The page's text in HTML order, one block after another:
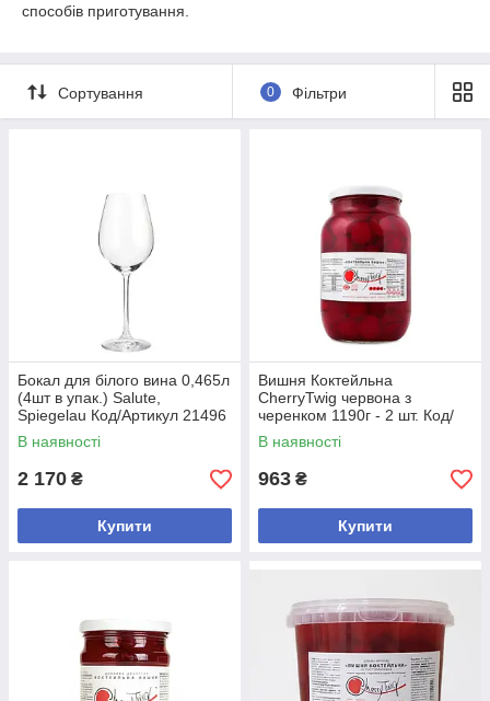
способів приготування.
Сортування 0 Фільтри
Бокал для білого вина 0,465л
(4шт в упак.) Salute,
Spiegelau Код/Артикул 21496
В наявності
2 170 ₴
Купити
Вишня Коктейльна
CherryTwig червона з
черенком 1190г - 2 шт. Код/
Артикул 4820184980358
В наявності
963 ₴
Купити